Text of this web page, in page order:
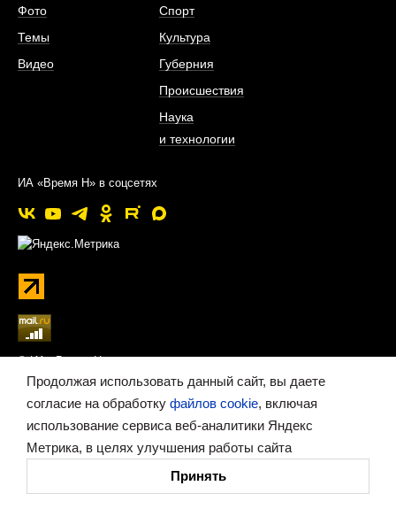
Фото
Темы
Видео
Спорт
Культура
Губерния
Происшествия
Наука
и технологии
ИА «Время Н» в соцсетях
© ИА «Время Н»
Регистрационный номер ИА № ФС77−79404 от 02.11.2020
Федеральной службой по надзору в сфере связи,
информационных технологий и массовых коммуникаций
(Роскомнадзор)
Учредитель — Правительство Нижегородской области
Продолжая использовать данный сайт, вы даете
согласие на обработку файлов cookie, включая
использование сервиса веб-аналитики Яндекс
Метрика, в целях улучшения работы сайта
Принять